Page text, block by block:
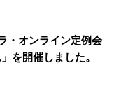
・オンライン定例会
」を開催しました。